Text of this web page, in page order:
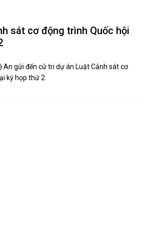
sát cơ động trình Quốc hội
An gửi đến cử tri dự án Luật Cảnh sát cơ
kỳ họp thứ 2